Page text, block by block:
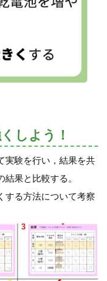
しよう！
実験を行い，結果を共
果と比較する。
する方法について考察